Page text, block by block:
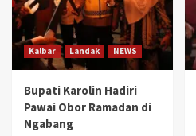
Kalbar Landak NEWS
Bupati Karolin Hadiri
Pawai Obor Ramadan di
Ngabang